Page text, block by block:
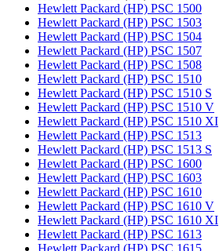
Hewlett Packard (HP) PSC 1500
Hewlett Packard (HP) PSC 1503
Hewlett Packard (HP) PSC 1504
Hewlett Packard (HP) PSC 1507
Hewlett Packard (HP) PSC 1508
Hewlett Packard (HP) PSC 1510
Hewlett Packard (HP) PSC 1510 S
Hewlett Packard (HP) PSC 1510 V
Hewlett Packard (HP) PSC 1510 XI
Hewlett Packard (HP) PSC 1513
Hewlett Packard (HP) PSC 1513 S
Hewlett Packard (HP) PSC 1600
Hewlett Packard (HP) PSC 1603
Hewlett Packard (HP) PSC 1610
Hewlett Packard (HP) PSC 1610 V
Hewlett Packard (HP) PSC 1610 XI
Hewlett Packard (HP) PSC 1613